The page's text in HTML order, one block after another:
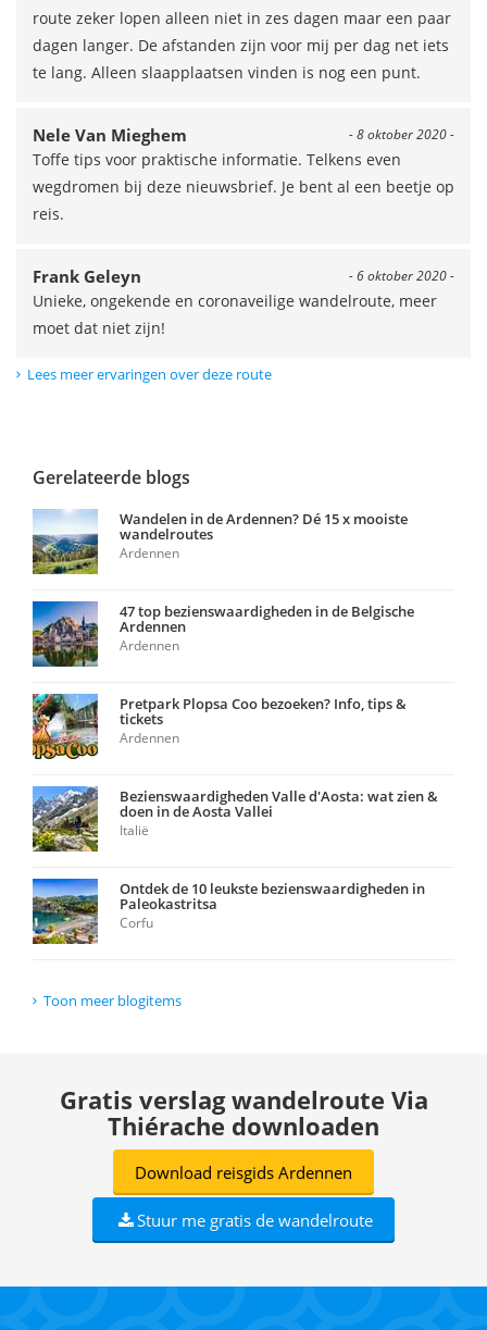
route zeker lopen alleen niet in zes dagen maar een paar
dagen langer. De afstanden zijn voor mij per dag net iets
te lang. Alleen slaapplaatsen vinden is nog een punt.
- 8 oktober 2020 -
Nele Van Mieghem
Toffe tips voor praktische informatie. Telkens even
wegdromen bij deze nieuwsbrief. Je bent al een beetje op
reis.
- 6 oktober 2020 -
Frank Geleyn
Unieke, ongekende en coronaveilige wandelroute, meer
moet dat niet zijn!
Lees meer ervaringen over deze route
Gerelateerde blogs
Wandelen in de Ardennen? Dé 15 x mooiste
wandelroutes
Ardennen
47 top bezienswaardigheden in de Belgische
Ardennen
Ardennen
Pretpark Plopsa Coo bezoeken? Info, tips &
tickets
Ardennen
Bezienswaardigheden Valle d'Aosta: wat zien &
doen in de Aosta Vallei
Italië
Ontdek de 10 leukste bezienswaardigheden in
Paleokastritsa
Corfu
Toon meer blogitems
Gratis verslag wandelroute Via
Thiérache downloaden
Download reisgids Ardennen
Stuur me gratis de wandelroute